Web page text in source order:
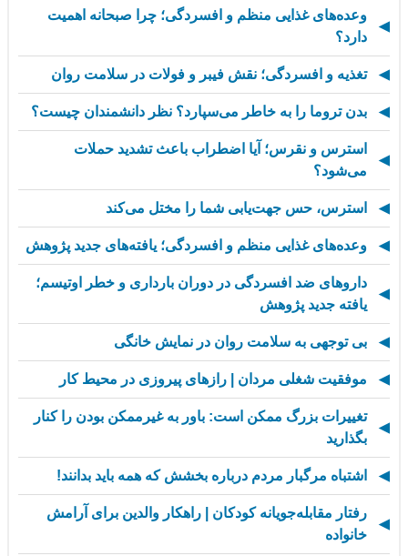
وعده‌های غذایی منظم و افسردگی؛ چرا صبحانه اهمیت
دارد؟
تغذیه و افسردگی؛ نقش فیبر و فولات در سلامت روان
بدن تروما را به خاطر می‌سپارد؟ نظر دانشمندان چیست؟
استرس و نقرس؛ آیا اضطراب باعث تشدید حملات
می‌شود؟
استرس، حس جهت‌یابی شما را مختل می‌کند
وعده‌های غذایی منظم و افسردگی؛ یافته‌های جدید پژوهش
داروهای ضد افسردگی در دوران بارداری و خطر اوتیسم؛
یافته جدید پژوهش
بی توجهی به سلامت روان در نمایش خانگی
موفقیت شغلی مردان | رازهای پیروزی در محیط کار
تغییرات بزرگ ممکن است: باور به غیرممکن بودن را کنار
بگذارید
اشتباه مرگبار مردم درباره بخشش که همه باید بدانند!
رفتار مقابله‌جویانه کودکان | راهکار والدین برای آرامش
خانواده